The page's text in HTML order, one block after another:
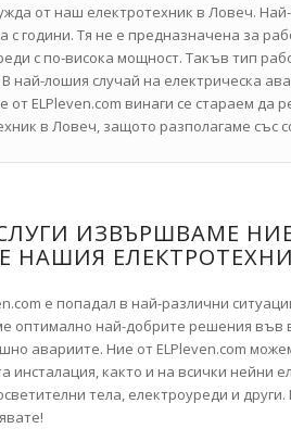
от наш електротехник в Ловеч.
с години. Тя не е предназначена за
с по-висока мощност. Такъв тип
В най-лошия случай на електрическа
от ELPleven.com винаги се стараем
в Ловеч, защото разполагаме със
ИЗВЪРШВАМЕ НИЕ
НАШИЯ
е попадал в най-различни
оптимално най-добрите решения във
авариите. Ние от ELPleven.com
инсталация, както и на всички нейни
тела, електроуреди и